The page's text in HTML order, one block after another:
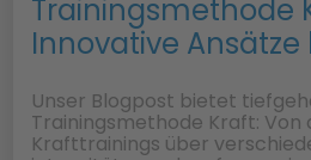
Trainingsmethode
Innovative Ansätze
Unser Blogpost bietet
Trainingsmethode Kraft: Von
Krafttrainings über